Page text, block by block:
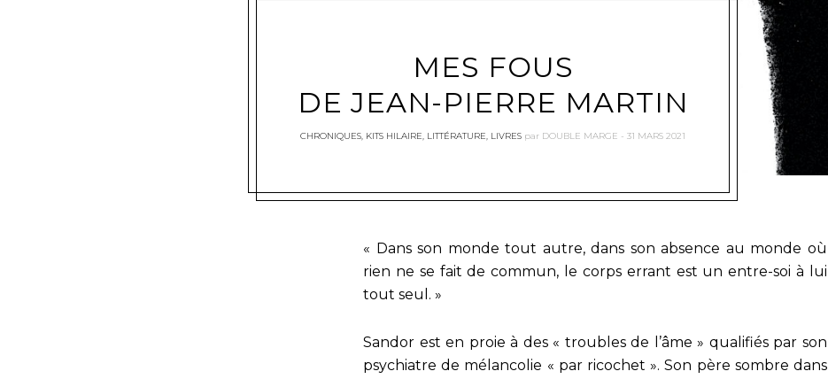
MES FOUS
DE JEAN-PIERRE MARTIN
CHRONIQUES, KITS HILAIRE, LITTÉRATURE, LIVRES par DOUBLE MARGE 31 MARS 2021
« Dans son monde tout autre, dans son absence au monde où
rien ne se fait de commun, le corps errant est un entre-soi à lui
tout seul. »
Sandor est en proie à des « troubles de l’âme » qualifiés par son
psychiatre de mélancolie « par ricochet ». Son père sombre dans